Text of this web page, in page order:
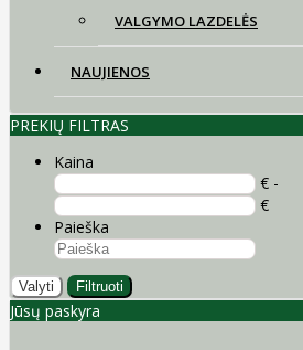
VALGYMO LAZDELĖS
NAUJIENOS
PREKIŲ FILTRAS
Kaina
€ -
€
Paieška
Valyti Filtruoti
Jūsų paskyra